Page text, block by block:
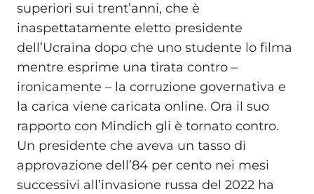
superiori sui trent’anni, che è
inaspettatamente eletto presidente
dell’Ucraina dopo che uno studente lo filma
mentre esprime una tirata contro –
ironicamente – la corruzione governativa e
la carica viene caricata online. Ora il suo
rapporto con Mindich gli è tornato contro.
Un presidente che aveva un tasso di
approvazione dell’84 per cento nei mesi
successivi all’invasione russa del 2022 ha